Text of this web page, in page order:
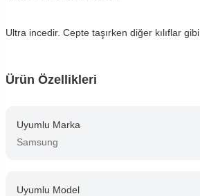
Ultra incedir. Cepte taşırken diğer kılıflar gibi
Ürün Özellikleri
Uyumlu Marka
Samsung
Uyumlu Model